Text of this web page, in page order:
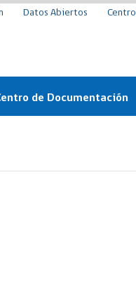
Datos Abiertos
de Documentación